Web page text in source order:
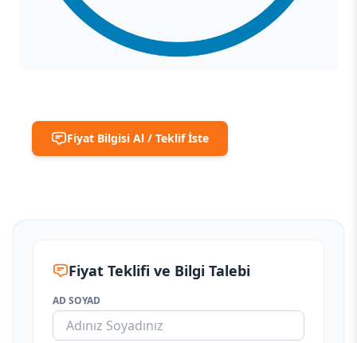
Fiyat Bilgisi Al / Teklif İste
Fiyat Teklifi ve Bilgi Talebi
AD SOYAD